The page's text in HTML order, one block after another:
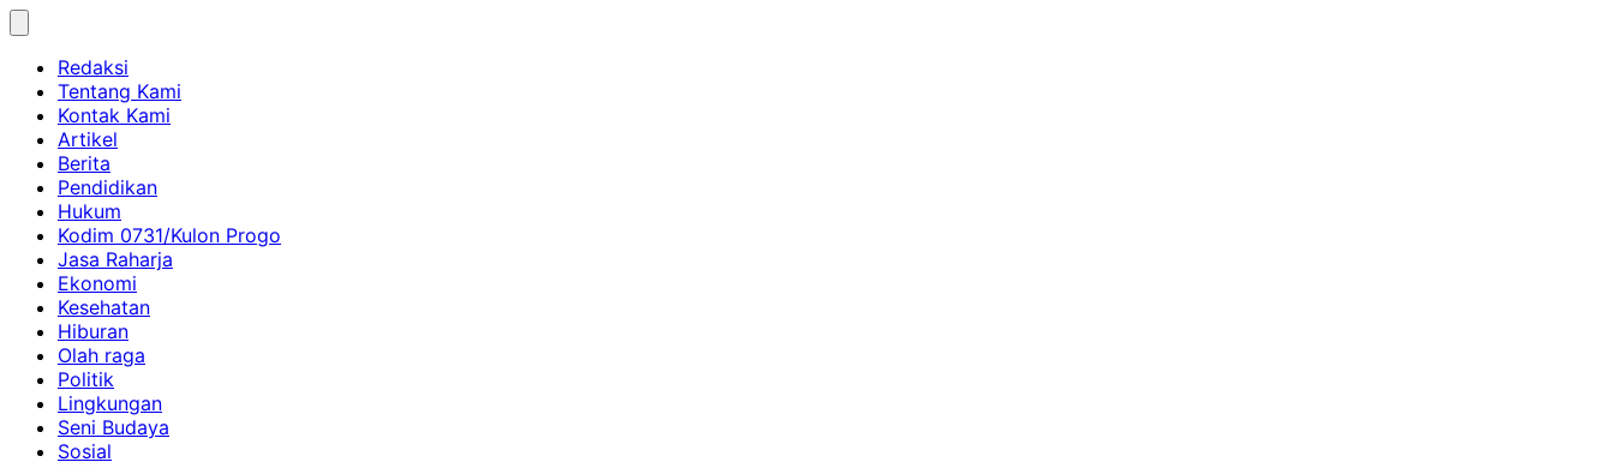
Skip
contentRedaksi
Tentang Kami
Kontak Kami
Artikel
Berita
Pendidikan
Hukum
Kodim 0731/Kulon Progo
Jasa Raharja
Ekonomi
Kesehatan
Hiburan
Olah raga
Politik
Lingkungan
Seni Budaya
Sosial